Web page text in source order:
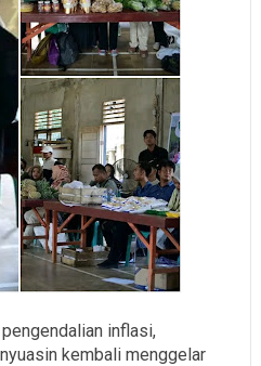
inflasi,
kembali menggelar